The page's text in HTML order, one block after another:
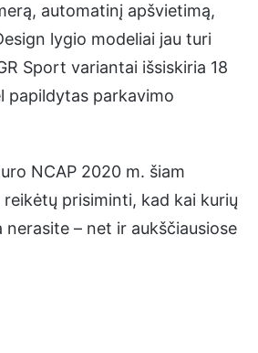
automatinį apšvietimą,
lygio modeliai jau turi
Sport variantai išsiskiria 18
papildytas parkavimo
NCAP 2020 m. šiam
prisiminti, kad kai kurių
– net ir aukščiausiose